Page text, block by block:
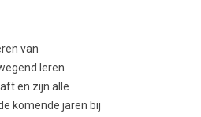
van
leren
en zijn alle
komende jaren bij